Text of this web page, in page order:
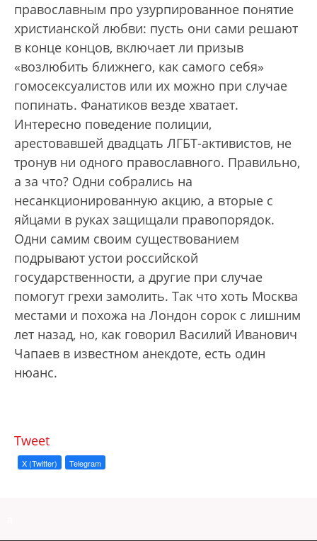
православным про узурпированное понятие
христианской любви: пусть они сами решают
в конце концов, включает ли призыв
«возлюбить ближнего, как самого себя»
гомосексуалистов или их можно при случае
попинать. Фанатиков везде хватает.
Интересно поведение полиции,
арестовавшей двадцать ЛГБТ-активистов, не
тронув ни одного православного. Правильно,
а за что? Одни собрались на
несанкционированную акцию, а вторые с
яйцами в руках защищали правопорядок.
Одни самим своим существованием
подрывают устои российской
государственности, а другие при случае
помогут грехи замолить. Так что хоть Москва
местами и похожа на Лондон сорок с лишним
лет назад, но, как говорил Василий Иванович
Чапаев в известном анекдоте, есть один
нюанс.
Tweet
X (Twitter) Telegram